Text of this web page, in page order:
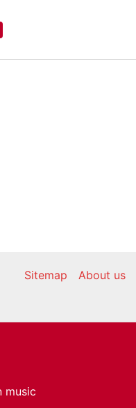
Sitemap About us
music